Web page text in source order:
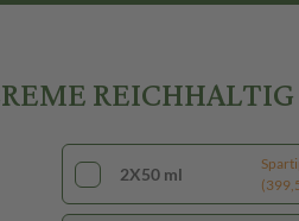
2X50 ml